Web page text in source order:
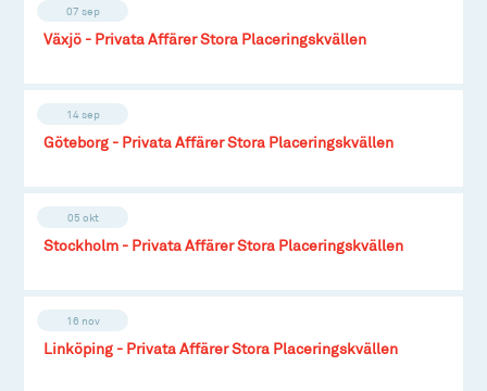
07 sep
Växjö - Privata Affärer Stora Placeringskvällen
14 sep
Göteborg - Privata Affärer Stora Placeringskvällen
05 okt
Stockholm - Privata Affärer Stora Placeringskvällen
16 nov
Linköping - Privata Affärer Stora Placeringskvällen